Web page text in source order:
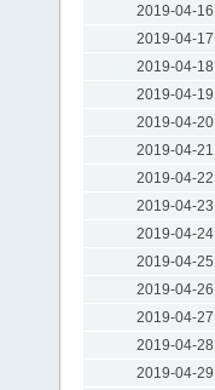
2019-04-16
2019-04-17
2019-04-18
2019-04-19
2019-04-20
2019-04-21
2019-04-22
2019-04-23
2019-04-24
2019-04-25
2019-04-26
2019-04-27
2019-04-28
2019-04-29